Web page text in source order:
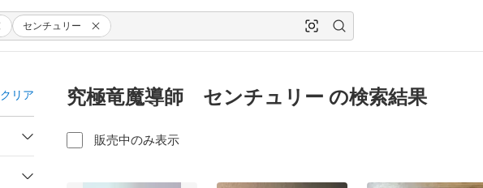
センチュリー
クリア 究極竜魔導師 センチュリー の検索結果
販売中のみ表示